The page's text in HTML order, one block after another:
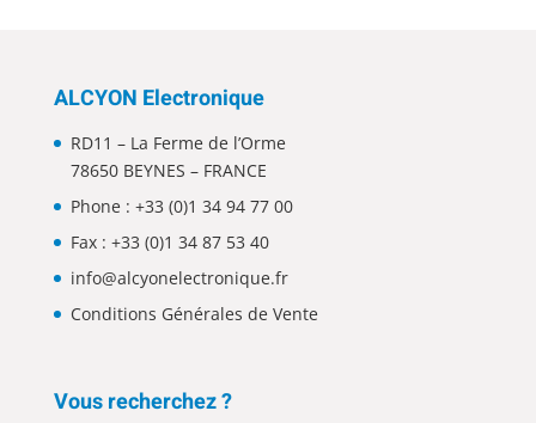
ALCYON Electronique
RD11 – La Ferme de l’Orme
78650 BEYNES – FRANCE
Phone : +33 (0)1 34 94 77 00
Fax : +33 (0)1 34 87 53 40
info@alcyonelectronique.fr
Conditions Générales de Vente
Vous recherchez ?